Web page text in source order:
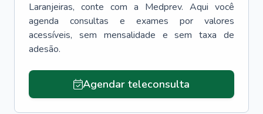
Laranjeiras, conte com a Medprev. Aqui você
agenda consultas e exames por valores
acessíveis, sem mensalidade e sem taxa de
adesão.
Agendar teleconsulta